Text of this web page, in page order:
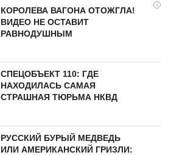
i
КОРОЛЕВА ВАГОНА ОТОЖГЛА!
ВИДЕО НЕ ОСТАВИТ
РАВНОДУШНЫМ
СПЕЦОБЪЕКТ 110: ГДЕ
НАХОДИЛАСЬ САМАЯ
СТРАШНАЯ ТЮРЬМА НКВД
РУССКИЙ БУРЫЙ МЕДВЕДЬ
ИЛИ АМЕРИКАНСКИЙ ГРИЗЛИ: